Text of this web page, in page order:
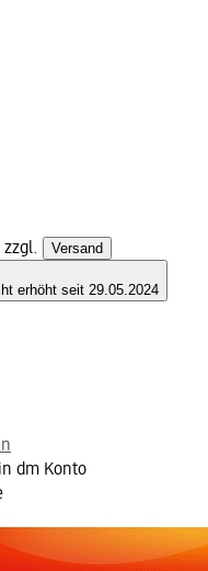
zzgl. Versand
erhöht seit 29.05.2024
dm Konto